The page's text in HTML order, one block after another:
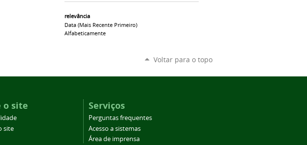
relevância
Data (mais Recente Primeiro)
Alfabeticamente
Voltar para o topo
o site
site
Serviços
Perguntas frequentes
Acesso a sistemas
Área de imprensa